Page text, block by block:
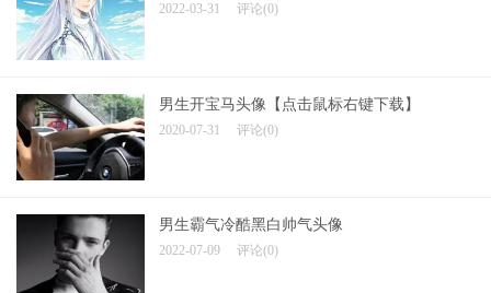
2022-03-31 评论(0)
男生开宝马头像【点击鼠标右键下载】
2020-07-31 评论(0)
男生霸气冷酷黑白帅气头像
2022-07-09 评论(0)